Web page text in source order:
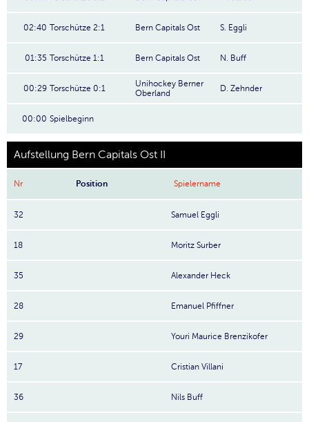
02:40 Torschütze 2:1 Bern Capitals Ost S. Eggli
01:35 Torschütze 1:1 Bern Capitals Ost N. Buff
00:29 Torschütze 0:1
Unihockey Berner
Oberland
D. Zehnder
00:00 Spielbeginn
Aufstellung Bern Capitals Ost II
Nr Position Spielername
32 Samuel Eggli
18 Moritz Surber
35 Alexander Heck
28 Emanuel Pfiffner
29 Youri Maurice Brenzikofer
17 Cristian Villani
36 Nils Buff